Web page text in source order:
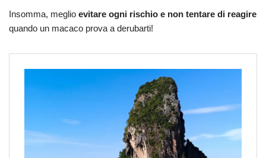
Insomma, meglio evitare ogni rischio e non tentare di reagire
quando un macaco prova a derubarti!